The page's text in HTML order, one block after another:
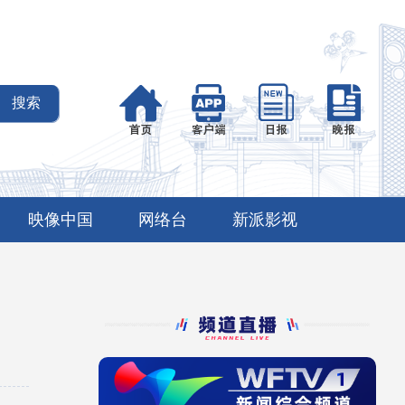
映像中国 网络台 新派影视